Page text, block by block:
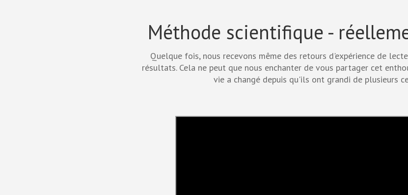
Méthode scientifique -
Quelque fois, nous recevons même des retours d'expérience de
résultats. Cela ne peut que nous enchanter de vous partager cet
vie a changé depuis qu'ils ont grandi de plusieurs